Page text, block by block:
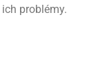
problémy.